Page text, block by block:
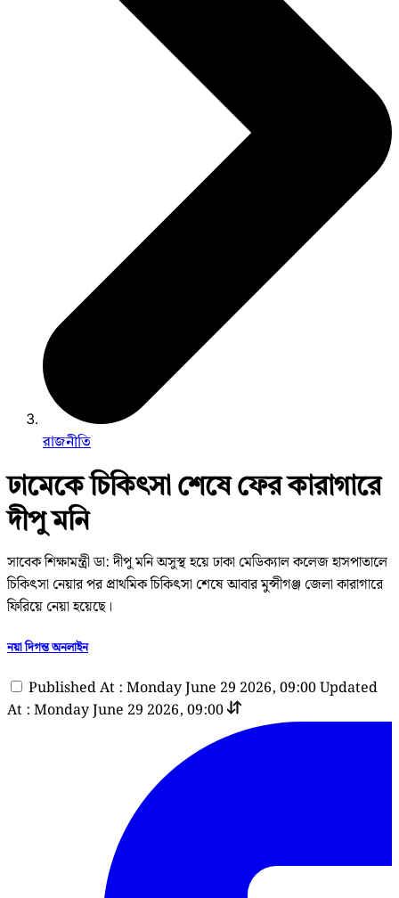
রাজনীতি
ঢামেকে চিকিৎসা শেষে ফের কারাগারে
দীপু মনি
সাবেক শিক্ষামন্ত্রী ডা: দীপু মনি অসুস্থ হয়ে ঢাকা মেডিক্যাল কলেজ হাসপাতালে
চিকিৎসা নেয়ার পর প্রাথমিক চিকিৎসা শেষে আবার মুন্সীগঞ্জ জেলা কারাগারে
ফিরিয়ে নেয়া হয়েছে।
নয়া দিগন্ত অনলাইন
Published At : Monday June 29 2026, 09:00Updated
At : Monday June 29 2026, 09:00